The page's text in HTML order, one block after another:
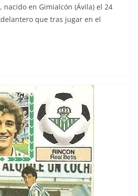
nacido en Gimialcón (Ávila) el 24
que tras jugar en el